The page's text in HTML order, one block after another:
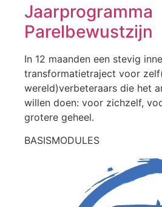
Jaarprogramma
Parelbewustzijn
In 12 maanden een stevig
transformatietraject voor
wereld)verbeteraars die het
willen doen: voor zichzelf,
grotere geheel.
BASISMODULES